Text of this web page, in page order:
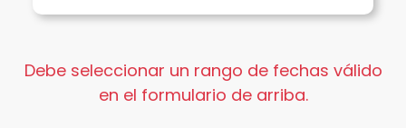
Debe seleccionar un rango de fechas válido
en el formulario de arriba.